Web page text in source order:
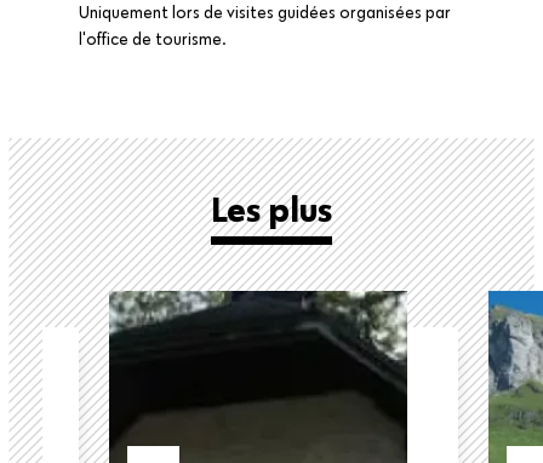
Uniquement lors de visites guidées organisées par
l'office de tourisme.
Les plus